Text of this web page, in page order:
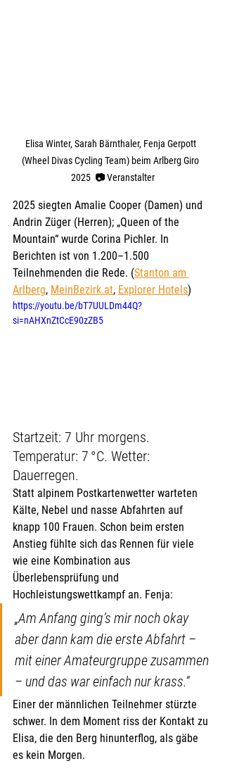
Elisa Winter, Sarah Bärnthaler, Fenja Gerpott
(Wheel Divas Cycling Team) beim Arlberg Giro
2025 📷 Veranstalter
2025 siegten Amalie Cooper (Damen) und
Andrin Züger (Herren); „Queen of the
Mountain“ wurde Corina Pichler. In
Berichten ist von 1.200–1.500
Teilnehmenden die Rede. (Stanton am
Arlberg, MeinBezirk.at, Explorer Hotels)
https://youtu.be/bT7UULDm44Q?
si=nAHXnZtCcE90zZB5
Startzeit: 7 Uhr morgens.
Temperatur: 7 °C. Wetter:
Dauerregen.
Statt alpinem Postkartenwetter warteten
Kälte, Nebel und nasse Abfahrten auf
knapp 100 Frauen. Schon beim ersten
Anstieg fühlte sich das Rennen für viele
wie eine Kombination aus
Überlebensprüfung und
Hochleistungswettkampf an. Fenja:
„Am Anfang ging’s mir noch okay
aber dann kam die erste Abfahrt –
mit einer Amateurgruppe zusammen
– und das war einfach nur krass.“
Einer der männlichen Teilnehmer stürzte
schwer. In dem Moment riss der Kontakt zu
Elisa, die den Berg hinunterflog, als gäbe
es kein Morgen.